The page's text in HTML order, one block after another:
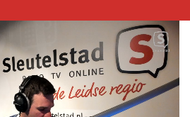
uur 1 van 0 Volgend uur